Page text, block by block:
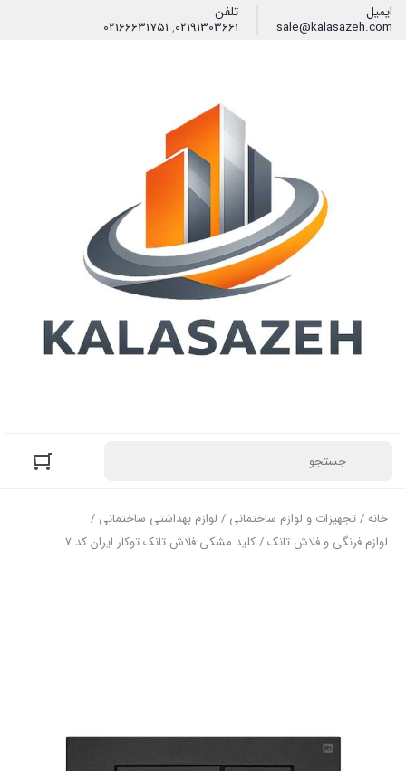
ایمیل
sale@kalasazeh.com
تلفن
02191303661
,
02166631751
خانه/تجهیزات و لوازم ساختمانی / لوازم بهداشتی ساختمانی /
لوازم فرنگی و فلاش تانک/ کلید مشکی فلاش تانک توکار ایران کد 7